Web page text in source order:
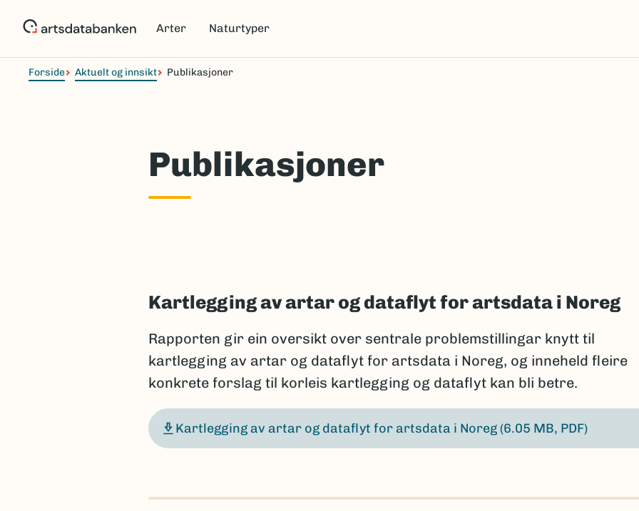
Arter Naturtyper
Forside Aktuelt og innsikt Publikasjoner
Publikasjoner
Kartlegging av artar og dataflyt for artsdata i Noreg
Rapporten gir ein oversikt over sentrale problemstillingar knytt til
kartlegging av artar og dataflyt for artsdata i Noreg, og inneheld fleire
konkrete forslag til korleis kartlegging og dataflyt kan bli betre.
Kartlegging av artar og dataflyt for artsdata i Noreg(6.05 MB, PDF)